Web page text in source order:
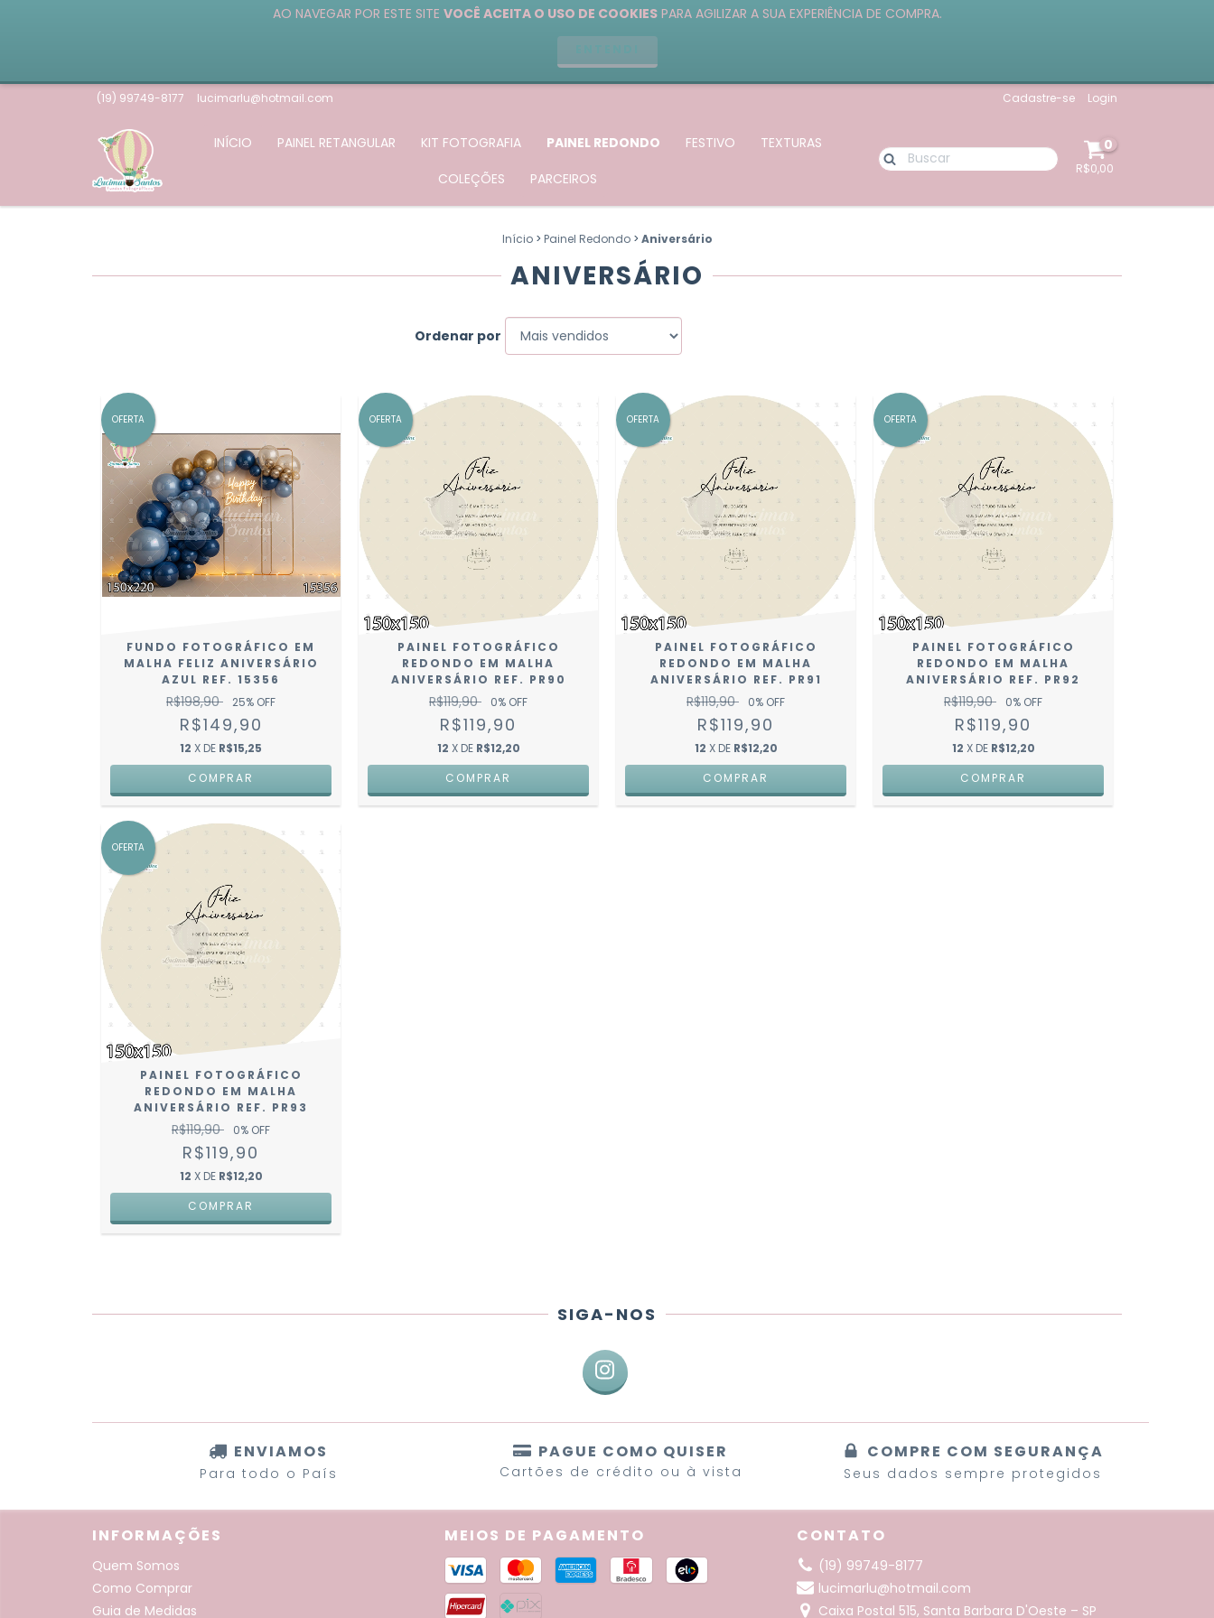
AO NAVEGAR POR ESTE SITE VOCÊ ACEITA O USO DE COOKIESPARA AGILIZAR A SUA EXPERIÊNCIA DE COMPRA.
(19) 99749-8177 lucimarlu@hotmail.com Cadastre-se Login
INÍCIO PAINEL RETANGULAR KIT FOTOGRAFIA PAINEL REDONDO FESTIVO
TEXTURAS
COLEÇÕES
PARCEIROS
0
R$0,00
Início > Painel Redondo > Aniversário
ANIVERSÁRIO
Ordenar por
OFERTA
FUNDO FOTOGRÁFICO EM
MALHA FELIZ ANIVERSÁRIO
AZUL REF. 15356
R$198,90 25% OFF
R$149,90
12 X DE R$15,25
COMPRAR
OFERTA
PAINEL FOTOGRÁFICO
REDONDO EM MALHA
ANIVERSÁRIO REF. PR90
R$119,90 0% OFF
R$119,90
12 X DE R$12,20
COMPRAR
OFERTA
PAINEL FOTOGRÁFICO
REDONDO EM MALHA
ANIVERSÁRIO REF. PR91
R$119,90 0% OFF
R$119,90
12 X DE R$12,20
COMPRAR
OFERTA
PAINEL FOTOGRÁFICO
REDONDO EM MALHA
ANIVERSÁRIO REF. PR92
R$119,90 0% OFF
R$119,90
12 X DE R$12,20
COMPRAR
OFERTA
PAINEL FOTOGRÁFICO
REDONDO EM MALHA
ANIVERSÁRIO REF. PR93
R$119,90 0% OFF
R$119,90
12 X DE R$12,20
COMPRAR
SIGA-NOS
ENVIAMOS
Para todo o País
PAGUE COMO QUISER
Cartões de crédito ou à vista
COMPRE COM SEGURANÇA
Seus dados sempre protegidos
INFORMAÇÕES
Quem Somos
Como Comprar
Guia de Medidas
MEIOS DE PAGAMENTO CONTATO
(19) 99749-8177
lucimarlu@hotmail.com
Caixa Postal 515, Santa Barbara D'Oeste – SP